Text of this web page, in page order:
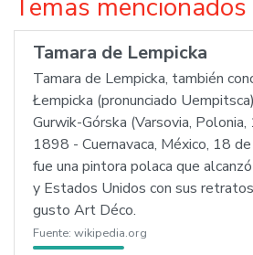
Temas mencionados
Tamara de Lempicka
Tamara de Lempicka, también
Łempicka (pronunciado
Gurwik-Górska (Varsovia,
1898 - Cuernavaca, México, 18
fue una pintora polaca que
y Estados Unidos con sus
gusto Art Déco.
Fuente: wikipedia.org